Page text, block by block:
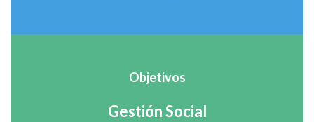
Objetivos
Gestión Social